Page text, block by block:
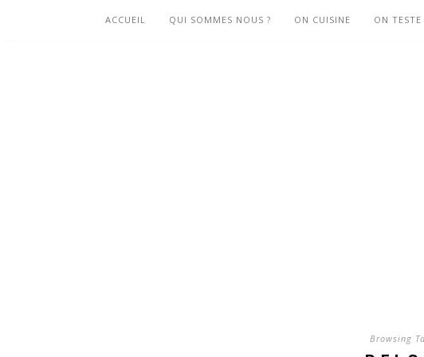
ACCUEIL QUI SOMMES NOUS ? ON CUISINE ON TESTE
Browsing